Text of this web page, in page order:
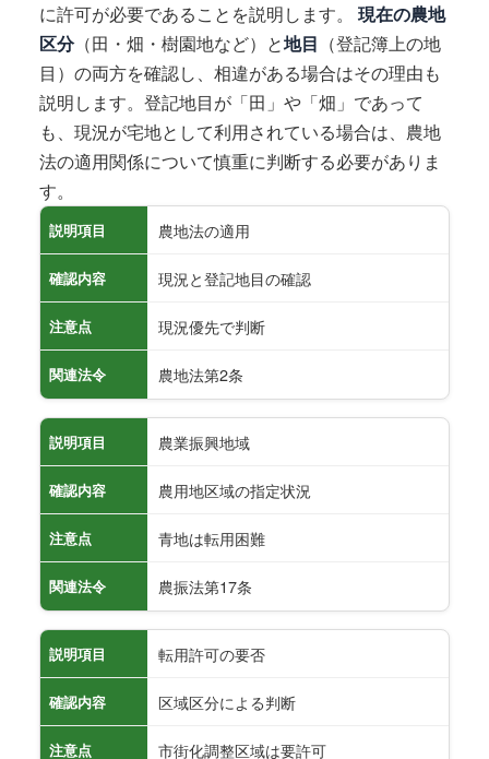
に許可が必要であることを説明します。 現在の農地
区分（田・畑・樹園地など）と地目 （登記簿上の地
目）の両方を確認し、相違がある場合はその理由も
説明します。登記地目が「田」や「畑」であって
も、現況が宅地として利用されている場合は、農地
法の適用関係について慎重に判断する必要がありま
す。
説明項目 農地法の適用
確認内容 現況と登記地目の確認
注意点 現況優先で判断
関連法令 農地法第2条
説明項目 農業振興地域
確認内容 農用地区域の指定状況
注意点 青地は転用困難
関連法令 農振法第17条
説明項目 転用許可の要否
確認内容 区域区分による判断
注意点 市街化調整区域は要許可